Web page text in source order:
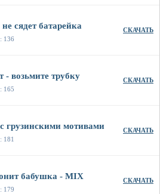
сядет батарейка
136
СКАЧАТЬ
- возьмите трубку
165
СКАЧАТЬ
грузинскими мотивами
181
СКАЧАТЬ
бабушка - MIX
179
СКАЧАТЬ